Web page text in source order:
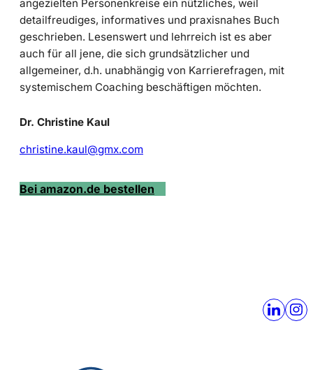
angezielten Personenkreise ein nützliches, weil
detailfreudiges, informatives und praxisnahes Buch
geschrieben. Lesenswert und lehrreich ist es aber
auch für all jene, die sich grundsätzlicher und
allgemeiner, d.h. unabhängig von Karrierefragen, mit
systemischem Coaching beschäftigen möchten.
Dr. Christine Kaul
christine.kaul@gmx.com
Bei amazon.de bestellen